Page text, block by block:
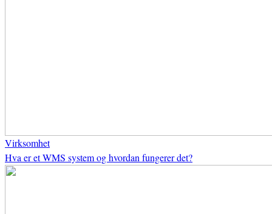
Virksomhet
Hva er et WMS system og hvordan fungerer det?